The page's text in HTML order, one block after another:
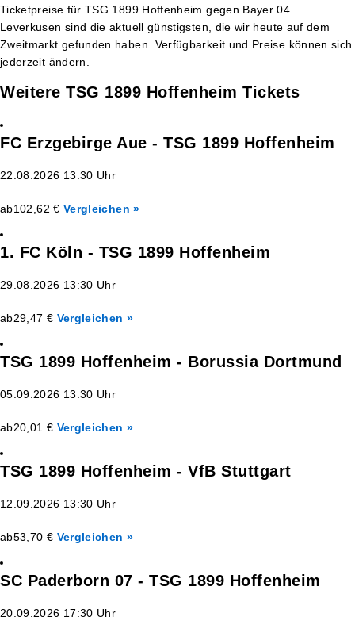
Ticketpreise für TSG 1899 Hoffenheim gegen Bayer 04
Leverkusen sind die aktuell günstigsten, die wir heute auf dem
Zweitmarkt gefunden haben. Verfügbarkeit und Preise können sich
jederzeit ändern.
Weitere TSG 1899 Hoffenheim Tickets
FC Erzgebirge Aue - TSG 1899 Hoffenheim
22.08.2026 13:30 Uhr
ab102,62 € Vergleichen »
1. FC Köln - TSG 1899 Hoffenheim
29.08.2026 13:30 Uhr
ab29,47 € Vergleichen »
TSG 1899 Hoffenheim - Borussia Dortmund
05.09.2026 13:30 Uhr
ab20,01 € Vergleichen »
TSG 1899 Hoffenheim - VfB Stuttgart
12.09.2026 13:30 Uhr
ab53,70 € Vergleichen »
SC Paderborn 07 - TSG 1899 Hoffenheim
20.09.2026 17:30 Uhr